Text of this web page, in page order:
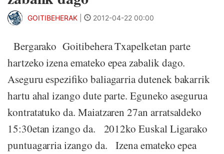
GOITIBEHERAK 2012-04-22 00:00
Bergarako Goitibehera Txapelketan parte
hartzeko izena emateko epea zabalik dago.
Aseguru espezifiko baliagarria dutenek bakarrik
hartu ahal izango dute parte. Eguneko asegurua
kontratatuko da. Maiatzaren 27an arratsaldeko
15:30etan izango da. 2012ko Euskal Ligarako
puntuagarria izango da. Izena emateko epea